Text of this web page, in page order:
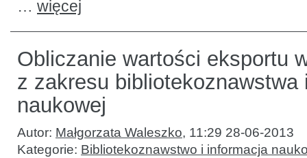
… więcej
Obliczanie wartości eksportu
z zakresu bibliotekoznawstwa
naukowej
Autor: Małgorzata Waleszko, 11:29 28-06-2013
Kategorie: Bibliotekoznawstwo i informacja